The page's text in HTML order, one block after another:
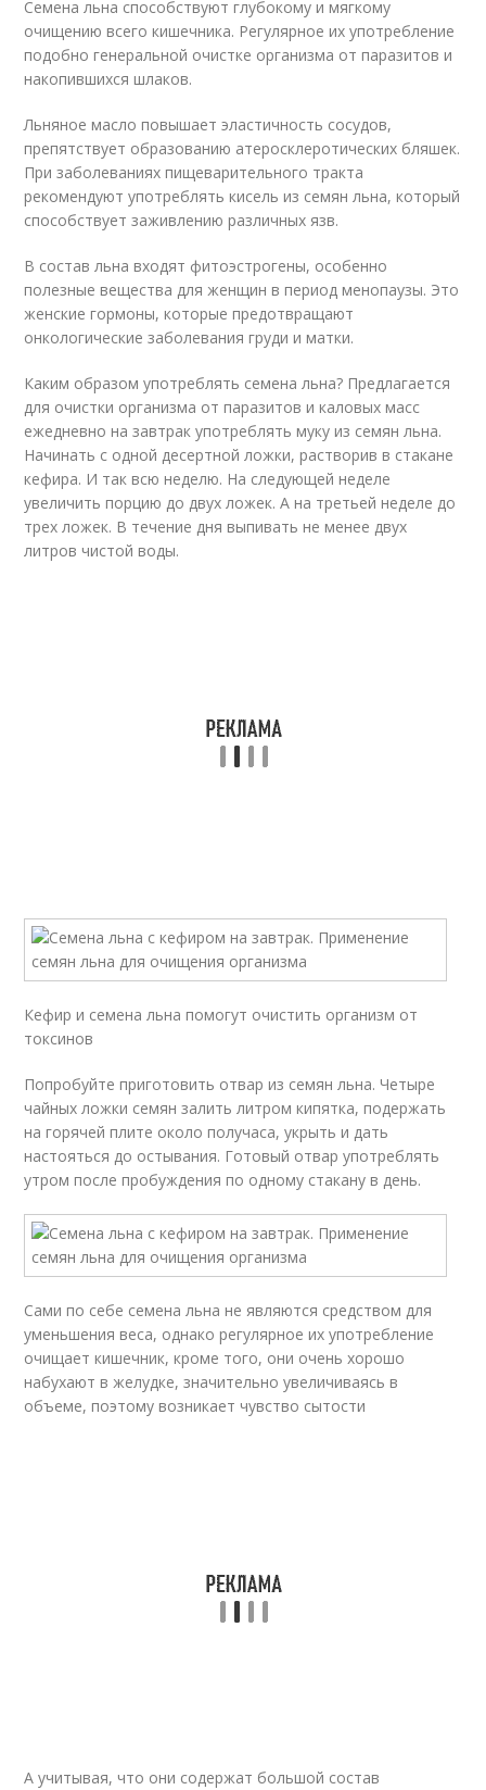
Семена льна способствуют глубокому и мягкому
очищению всего кишечника. Регулярное их употребление
подобно генеральной очистке организма от паразитов и
накопившихся шлаков.
Льняное масло повышает эластичность сосудов,
препятствует образованию атеросклеротических бляшек.
При заболеваниях пищеварительного тракта
рекомендуют употреблять кисель из семян льна, который
способствует заживлению различных язв.
В состав льна входят фитоэстрогены, особенно
полезные вещества для женщин в период менопаузы. Это
женские гормоны, которые предотвращают
онкологические заболевания груди и матки.
Каким образом употреблять семена льна? Предлагается
для очистки организма от паразитов и каловых масс
ежедневно на завтрак употреблять муку из семян льна.
Начинать с одной десертной ложки, растворив в стакане
кефира. И так всю неделю. На следующей неделе
увеличить порцию до двух ложек. А на третьей неделе до
трех ложек. В течение дня выпивать не менее двух
литров чистой воды.
Кефир и семена льна помогут очистить организм от
токсинов
Попробуйте приготовить отвар из семян льна. Четыре
чайных ложки семян залить литром кипятка, подержать
на горячей плите около получаса, укрыть и дать
настояться до остывания. Готовый отвар употреблять
утром после пробуждения по одному стакану в день.
Сами по себе семена льна не являются средством для
уменьшения веса, однако регулярное их употребление
очищает кишечник, кроме того, они очень хорошо
набухают в желудке, значительно увеличиваясь в
объеме, поэтому возникает чувство сытости
А учитывая, что они содержат большой состав